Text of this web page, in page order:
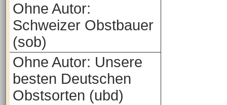
Ohne Autor:
Schweizer Obstbauer
(sob)
Ohne Autor: Unsere
besten Deutschen
Obstsorten (ubd)